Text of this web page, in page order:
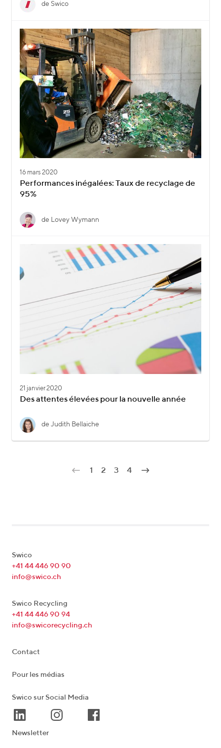
de Swico
16 mars 2020
Performances inégalées: Taux de recyclage de
95%
de Lovey Wymann
21 janvier 2020
Des attentes élevées pour la nouvelle année
de Judith Bellaiche
1 2 3 4
Swico
+41 44 446 90 90
info@swico.ch
Swico Recycling
+41 44 446 90 94
info@swicorecycling.ch
Contact
Pour les médias
Swico sur Social Media
Newsletter